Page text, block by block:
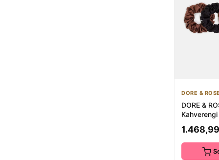
DORE & ROSE
DORE &
Kahverengi